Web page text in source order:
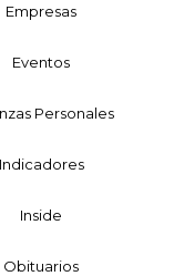
Empresas
Eventos
Personales
Indicadores
Inside
Obituarios